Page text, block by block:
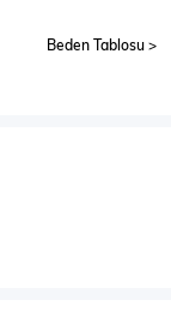
Beden Tablosu